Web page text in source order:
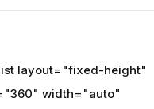
layout="fixed-height"
width="auto"